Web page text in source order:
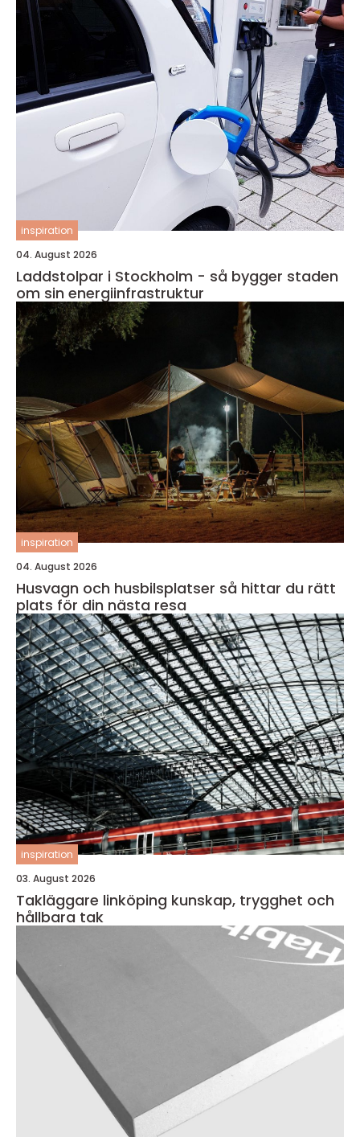
inspiration
04. August 2026
Laddstolpar i Stockholm - så bygger staden
om sin energiinfrastruktur
inspiration
04. August 2026
Husvagn och husbilsplatser så hittar du rätt
plats för din nästa resa
inspiration
03. August 2026
Takläggare linköping kunskap, trygghet och
hållbara tak